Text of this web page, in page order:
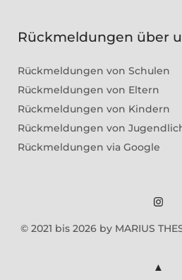
Rückmeldungen über
Rückmeldungen von Schulen
Rückmeldungen von Eltern
Rückmeldungen von Kindern
Rückmeldungen von
Rückmeldungen via Google
Marius
© 2021 bis 2026 by MARIUS